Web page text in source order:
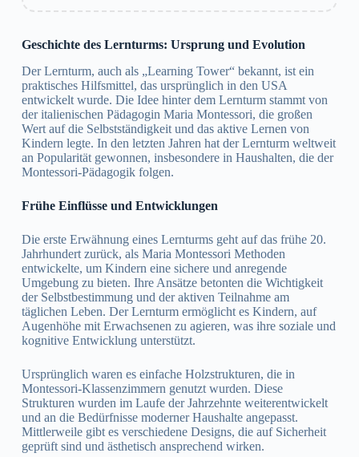
Geschichte des Lernturms: Ursprung und Evolution
Der Lernturm, auch als „Learning Tower“ bekannt, ist ein
praktisches Hilfsmittel, das ursprünglich in den USA
entwickelt wurde. Die Idee hinter dem Lernturm stammt von
der italienischen Pädagogin Maria Montessori, die großen
Wert auf die Selbstständigkeit und das aktive Lernen von
Kindern legte. In den letzten Jahren hat der Lernturm weltweit
an Popularität gewonnen, insbesondere in Haushalten, die der
Montessori-Pädagogik folgen.
Frühe Einflüsse und Entwicklungen
Die erste Erwähnung eines Lernturms geht auf das frühe 20.
Jahrhundert zurück, als Maria Montessori Methoden
entwickelte, um Kindern eine sichere und anregende
Umgebung zu bieten. Ihre Ansätze betonten die Wichtigkeit
der Selbstbestimmung und der aktiven Teilnahme am
täglichen Leben. Der Lernturm ermöglicht es Kindern, auf
Augenhöhe mit Erwachsenen zu agieren, was ihre soziale und
kognitive Entwicklung unterstützt.
Ursprünglich waren es einfache Holzstrukturen, die in
Montessori-Klassenzimmern genutzt wurden. Diese
Strukturen wurden im Laufe der Jahrzehnte weiterentwickelt
und an die Bedürfnisse moderner Haushalte angepasst.
Mittlerweile gibt es verschiedene Designs, die auf Sicherheit
geprüft sind und ästhetisch ansprechend wirken.